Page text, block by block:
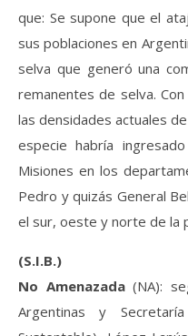
que: Se supone que el
sus poblaciones en
selva que generó una
remanentes de selva.
las densidades actuales
especie habría
Misiones en los
Pedro y quizás General
el sur, oeste y norte de la
(S.I.B.)
No Amenazada(NA):
Argentinas y